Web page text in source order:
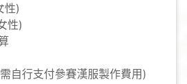
性)
性)
自行支付參賽漢服製作費用)